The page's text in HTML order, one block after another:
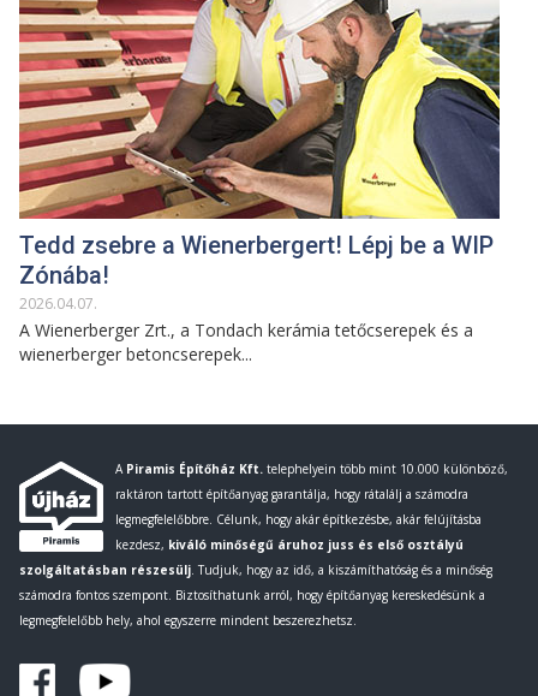
Tedd zsebre a Wienerbergert! Lépj be a WIP
Zónába!
2026.04.07.
A Wienerberger Zrt., a Tondach kerámia tetőcserepek és a
wienerberger betoncserepek...
A Piramis Építőház Kft. telephelyein több mint 10.000 különböző,
raktáron tartott építőanyag garantálja, hogy rátalálj a számodra
legmegfelelőbbre. Célunk, hogy akár építkezésbe, akár felújításba
kezdesz, kiváló minőségű áruhoz juss és első osztályú
szolgáltatásban részesülj . Tudjuk, hogy az idő, a kiszámíthatóság és a minőség
számodra fontos szempont. Biztosíthatunk arról, hogy építőanyag kereskedésünk a
legmegfelelőbb hely, ahol egyszerre mindent beszerezhetsz.